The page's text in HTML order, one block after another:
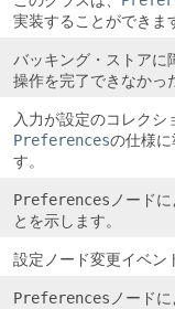
実装することができま
バッキング・ストアに
操作を完了できなかっ
入力が設定のコレク
Preferencesの仕様
す。
Preferences ノード
とを示します。
設定ノード変更イベン
Preferences ノード